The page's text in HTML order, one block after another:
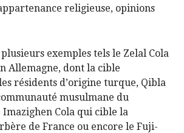
religieuse, opinions
exemples tels le Zelal Cola
Allemagne, dont la cible
résidents d’origine turque, Qibla
musulmane du
Imazighen Cola qui cible la
de France ou encore le Fuji-